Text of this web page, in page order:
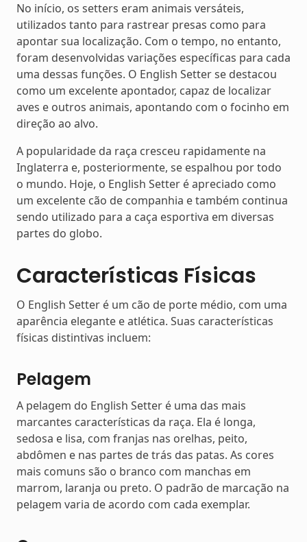
No início, os setters eram animais versáteis,
utilizados tanto para rastrear presas como para
apontar sua localização. Com o tempo, no entanto,
foram desenvolvidas variações específicas para cada
uma dessas funções. O English Setter se destacou
como um excelente apontador, capaz de localizar
aves e outros animais, apontando com o focinho em
direção ao alvo.
A popularidade da raça cresceu rapidamente na
Inglaterra e, posteriormente, se espalhou por todo
o mundo. Hoje, o English Setter é apreciado como
um excelente cão de companhia e também continua
sendo utilizado para a caça esportiva em diversas
partes do globo.
Características Físicas
O English Setter é um cão de porte médio, com uma
aparência elegante e atlética. Suas características
físicas distintivas incluem:
Pelagem
A pelagem do English Setter é uma das mais
marcantes características da raça. Ela é longa,
sedosa e lisa, com franjas nas orelhas, peito,
abdômen e nas partes de trás das patas. As cores
mais comuns são o branco com manchas em
marrom, laranja ou preto. O padrão de marcação na
pelagem varia de acordo com cada exemplar.